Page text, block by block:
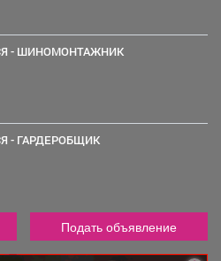
- ШИНОМОНТАЖНИК
- ГАРДЕРОБЩИК
Подать объявление